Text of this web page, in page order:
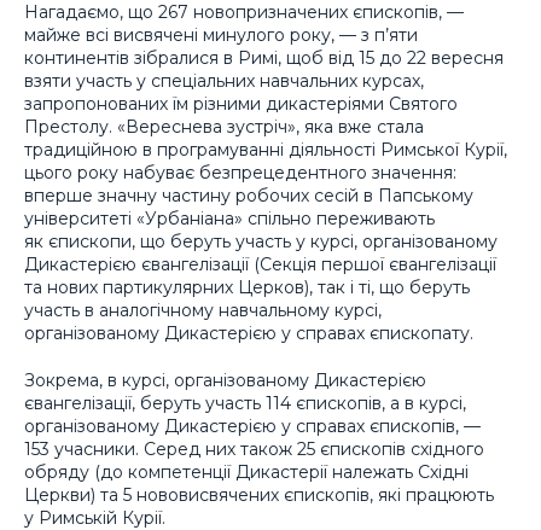
Нагадаємо, що 267 новопризначених єпископів, —
майже всі висвячені минулого року, — з п’яти
континентів зібралися в Римі, щоб від 15 до 22 вересня
взяти участь у спеціальних навчальних курсах,
запропонованих їм різними дикастеріями Святого
Престолу. «Вереснева зустріч», яка вже стала
традиційною в програмуванні діяльності Римської Курії,
цього року набуває безпрецедентного значення:
вперше значну частину робочих сесій в Папському
університеті «Урбаніана» спільно переживають
як єпископи, що беруть участь у курсі, організованому
Дикастерією євангелізації (Секція першої євангелізації
та нових партикулярних Церков), так і ті, що беруть
участь в аналогічному навчальному курсі,
організованому Дикастерією у справах єпископату.
Зокрема, в курсі, організованому Дикастерією
євангелізації, беруть участь 114 єпископів, а в курсі,
організованому Дикастерією у справах єпископів, —
153 учасники. Серед них також 25 єпископів східного
обряду (до компетенції Дикастерії належать Східні
Церкви) та 5 нововисвячених єпископів, які працюють
у Римській Курії.